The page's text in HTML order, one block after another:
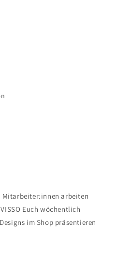
Mitarbeiter:innen arbeiten
Euch wöchentlich
im Shop präsentieren